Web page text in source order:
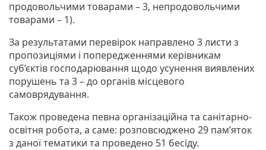
продовольчими товарами – 3, непродовольчими
товарами – 1).
За результатами перевірок направлено 3 листи з
пропозиціями і попередженнями керівникам
суб’єктів господарювання щодо усунення виявлених
порушень та 3 – до органів місцевого
самоврядування.
Також проведена певна організаційна та санітарно-
освітня робота, а саме: розповсюджено 29 пам’яток
з даної тематики та проведено 51 бесіду.